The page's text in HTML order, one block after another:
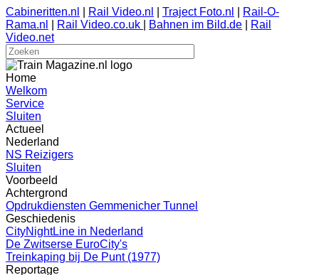
Cabineritten.nl Rail Video.nl Traject Foto.nl
Rail-O-
Rama.nl
Rail Video.co.uk Bahnen im Bild.de
Rail
Video.net
Home
Welkom
Service
Sluiten
Actueel
Nederland
NS Reizigers
Sluiten
Voorbeeld
Achtergrond
Opdrukdiensten Gemmenicher Tunnel
Geschiedenis
CityNightLine in Nederland
De Zwitserse EuroCity's
Treinkaping bij De Punt (1977)
Reportage